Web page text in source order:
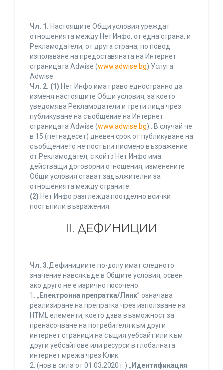
Чл. 1. Настоящите Общи условия уреждат
отношенията между Нет Инфо, от една страна, и
Рекламодатели, от друга страна, по повод
използване на предоставяната на Интернет
страницата Adwise (www.adwise.bg) Услуга
Adwise.
Чл. 2. (1) Нет Инфо има право едностранно да
изменя настоящите Общи условия, за което
уведомява Рекламодатели и трети лица чрез
публикуване на съобщение на Интернет
страницата Adwise (www.adwise.bg) . В случай че
в 15 (петнадесет) дневен срок от публикуване на
съобщението не постъпи писмено възражение
от Рекламодател, с който Нет Инфо има
действащи договорни отношения, изменените
Общи условия стават задължителни за
отношенията между страните.
(2) Нет Инфо разглежда поотделно всички
постъпили възражения.
ІІ. ДЕФИНИЦИИ
Чл. 3.Дефинициите по-долу имат следното
значение навсякъде в Общите условия, освен
ако друго не е изрично посочено:
1. „ Електронна препратка/Линк” означава
реализиране на препратка чрез използване на
HTML елементи, което дава възможност за
пренасочване на потребителя към други
интернет страници на същия уебсайт или към
други уебсайтове или ресурси в глобалната
интернет мрежа чрез Клик.
2. (нов в сила от 01.03.2020 г.) „ Идентификация